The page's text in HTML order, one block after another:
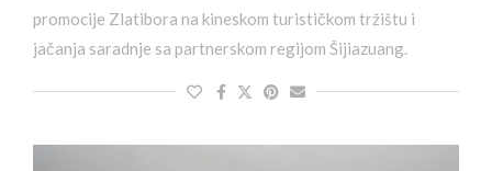
promocije Zlatibora na kineskom turističkom tržištu i
jačanja saradnje sa partnerskom regijom Šijiazuang.